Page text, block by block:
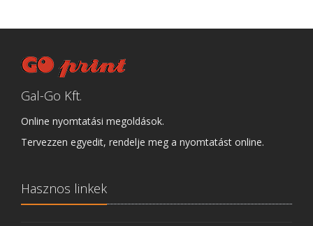
Gal-Go Kft.
Online nyomtatási megoldások.
Tervezzen egyedit, rendelje meg a nyomtatást online.
Hasznos linkek